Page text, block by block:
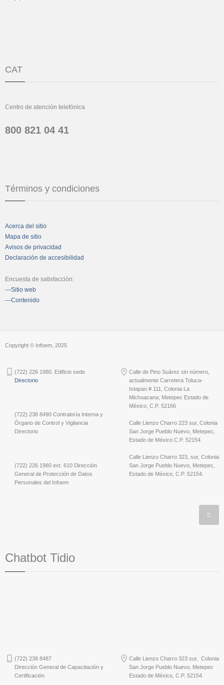
CAT
Centro de atención telefónica
800 821 04 41
Términos y condiciones
Acerca del sitio
Mapa de sitio
Avisos de privacidad
Declaración de accesibilidad
Encuesta de satisfacción:
---Sitio web
---Contenido
Copyright © Infoem, 2025
(722) 226 1980. Edificio sede
Directorio
(722) 238 8490 Contraloría Interna y
Órgano de Control y Vigilancia
Directorio
(722) 226 1980 ext. 610 Dirección
General de Protección de Datos
Personales del Infoem
Calle de Pino Suárez sin número,
actualmente Carretera Toluca-
Ixtapan # 111, Colonia La
Michoacana; Metepec Estado de
México, C.P. 52166
Calle Lienzo Charro 223 sur, Colonia
San Jorge Pueblo Nuevo, Metepec,
Estado de México C.P. 52154
Calle Lienzo Charro 323, sur, Colonia
San Jorge Pueblo Nuevo, Metepec,
Estado de México, C.P. 52154.
Chatbot Tidio
(722) 238 8487
Dirección General de Capacitación y
Certificación
Calle Lienzo Charro 323 sur, Colonia
San Jorge Pueblo Nuevo, Metepec
Estado de México, C.P. 52154